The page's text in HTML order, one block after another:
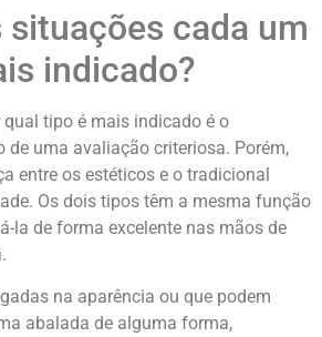
situações cada um
indicado?
tipo é mais indicado é o
de uma avaliação criteriosa. Porém,
entre os estéticos e o tradicional
Os dois tipos têm a mesma função
la de forma excelente nas mãos de
na aparência ou que podem
abalada de alguma forma,